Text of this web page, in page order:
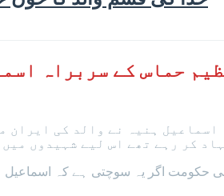
حماس کے سربراہ
اسماعیل ہنیہ نے والد کی
کر رہے تھے اس لیے شہیدوں
حکومت اگر یہ سوچتی ہے کہ